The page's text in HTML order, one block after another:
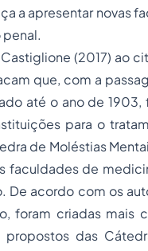
a apresentar novas
(2017) ao
que, com a
até o ano de 1903,
para o
de Moléstias
faculdades de
De acordo com os
foram criadas mais
propostos das